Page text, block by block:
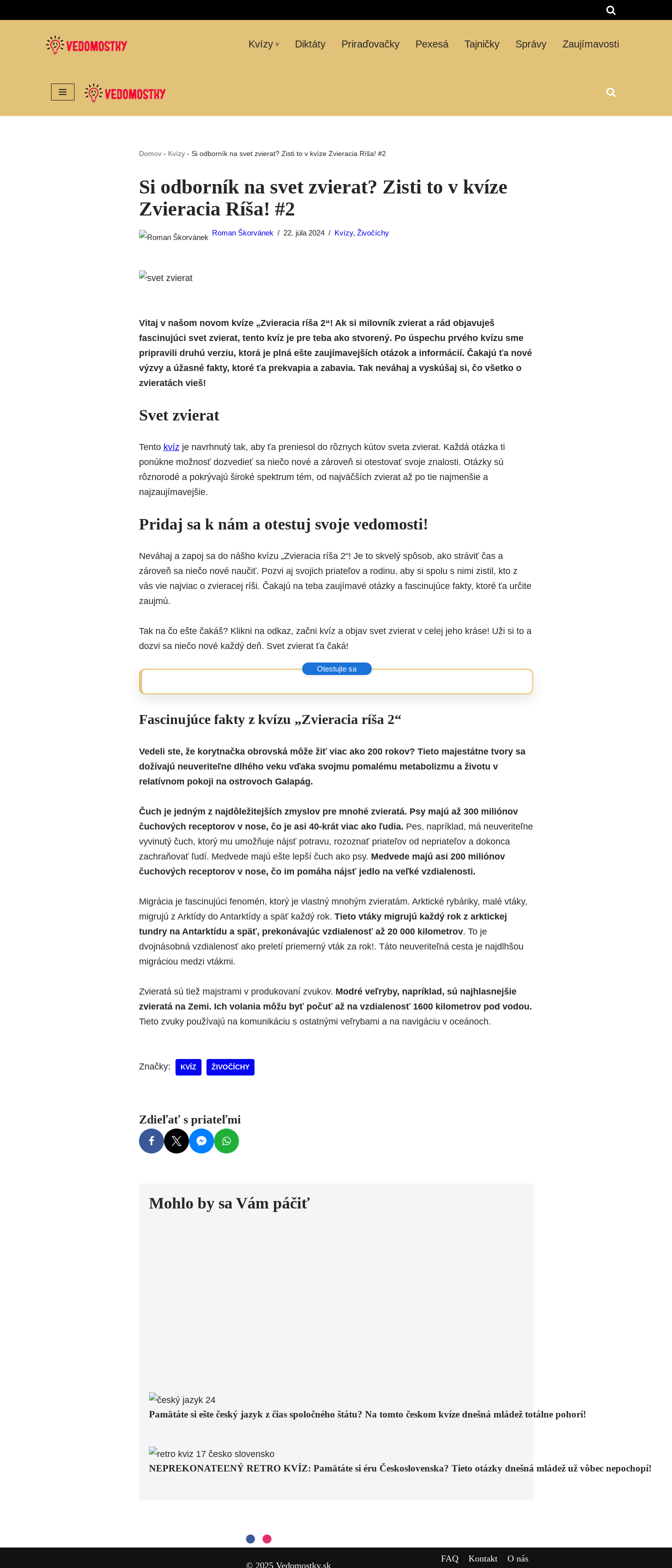
Kvízy Diktáty Priraďovačky Pexesá Tajničky Správy Zaujímavosti
Domov- Kvízy- Si odborník na svet zvierat? Zisti to v kvíze Zvieracia Ríša! #2
Si odborník na svet zvierat? Zisti to v kvíze
Zvieracia Ríša! #2
Roman Škorvánek 22. júla 2024 Kvízy, Živočíchy
Vitaj v našom novom kvíze „Zvieracia ríša 2“! Ak si milovník zvierat a rád objavuješ
fascinujúci svet zvierat, tento kvíz je pre teba ako stvorený. Po úspechu prvého kvízu sme
pripravili druhú verziu, ktorá je plná ešte zaujímavejších otázok a informácií. Čakajú ťa nové
výzvy a úžasné fakty, ktoré ťa prekvapia a zabavia. Tak neváhaj a vyskúšaj si, čo všetko o
zvieratách vieš!
Svet zvierat
Tento kvízje navrhnutý tak, aby ťa preniesol do rôznych kútov sveta zvierat. Každá otázka ti
ponúkne možnosť dozvedieť sa niečo nové a zároveň si otestovať svoje znalosti. Otázky sú
rôznorodé a pokrývajú široké spektrum tém, od najväčších zvierat až po tie najmenšie a
najzaujímavejšie.
Pridaj sa k nám a otestuj svoje vedomosti!
Neváhaj a zapoj sa do nášho kvízu „Zvieracia ríša 2“! Je to skvelý spôsob, ako stráviť čas a
zároveň sa niečo nové naučiť. Pozvi aj svojich priateľov a rodinu, aby si spolu s nimi zistil, kto z
vás vie najviac o zvieracej ríši. Čakajú na teba zaujímavé otázky a fascinujúce fakty, ktoré ťa určite
zaujmú.
Tak na čo ešte čakáš? Klikni na odkaz, začni kvíz a objav svet zvierat v celej jeho kráse! Uži si to a
dozvi sa niečo nové každý deň. Svet zvierat ťa čaká!
Fascinujúce fakty z kvízu „Zvieracia ríša 2“
Vedeli ste, že korytnačka obrovská môže žiť viac ako 200 rokov? Tieto majestátne tvory sa
dožívajú neuveriteľne dlhého veku vďaka svojmu pomalému metabolizmu a životu v
relatívnom pokoji na ostrovoch Galapág.
Čuch je jedným z najdôležitejších zmyslov pre mnohé zvieratá. Psy majú až 300 miliónov
čuchových receptorov v nose, čo je asi 40-krát viac ako ľudia. Pes, napríklad, má neuveriteľne
vyvinutý čuch, ktorý mu umožňuje nájsť potravu, rozoznať priateľov od nepriateľov a dokonca
zachraňovať ľudí. Medvede majú ešte lepší čuch ako psy. Medvede majú asi 200 miliónov
čuchových receptorov v nose, čo im pomáha nájsť jedlo na veľké vzdialenosti.
Migrácia je fascinujúci fenomén, ktorý je vlastný mnohým zvieratám. Arktické rybáriky, malé vtáky,
migrujú z Arktídy do Antarktídy a späť každý rok. Tieto vtáky migrujú každý rok z arktickej
tundry na Antarktídu a späť, prekonávajúc vzdialenosť až 20 000 kilometrov. To je
dvojnásobná vzdialenosť ako preletí priemerný vták za rok!. Táto neuveriteľná cesta je najdlhšou
migráciou medzi vtákmi.
Zvieratá sú tiež majstrami v produkovaní zvukov. Modré veľryby, napríklad, sú najhlasnejšie
zvieratá na Zemi. Ich volania môžu byť počuť až na vzdialenosť 1600 kilometrov pod vodou.
Tieto zvuky používajú na komunikáciu s ostatnými veľrybami a na navigáciu v oceánoch.
Značky: KVÍZ ŽIVOČÍCHY
Zdieľať s priateľmi
Mohlo by sa Vám páčiť
Pamätáte si ešte český jazyk z čias spoločného štátu? Na tomto českom kvíze dnešná mládež totálne pohorí!
NEPREKONATEĽNÝ RETRO KVÍZ: Pamätáte si éru Československa? Tieto otázky dnešná mládež už vôbec nepochopí!
© 2025 Vedomostky.sk
FAQ Kontakt
O nás